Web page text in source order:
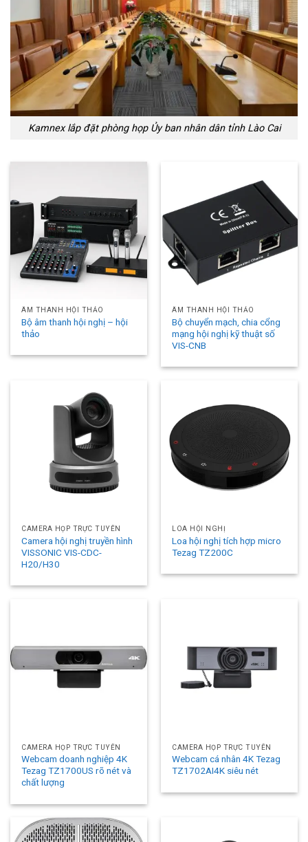
Kamnex lắp đặt phòng họp Ủy ban nhân dân tỉnh Lào Cai
ÂM THANH HỘI THẢO
Bộ âm thanh hội nghị – hội
thảo
ÂM THANH HỘI THẢO
Bộ chuyển mạch, chia cổng
mạng hội nghị kỹ thuật số
VIS-CNB
CAMERA HỌP TRỰC TUYẾN
Camera hội nghị truyền hình
VISSONIC VIS-CDC-
H20/H30
LOA HỘI NGHỊ
Loa hội nghị tích hợp micro
Tezag TZ200C
CAMERA HỌP TRỰC TUYẾN
Webcam doanh nghiệp 4K
Tezag TZ1700US rõ nét và
chất lượng
CAMERA HỌP TRỰC TUYẾN
Webcam cá nhân 4K Tezag
TZ1702AI4K siêu nét